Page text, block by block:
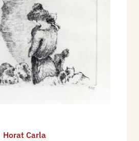
Horat Carla